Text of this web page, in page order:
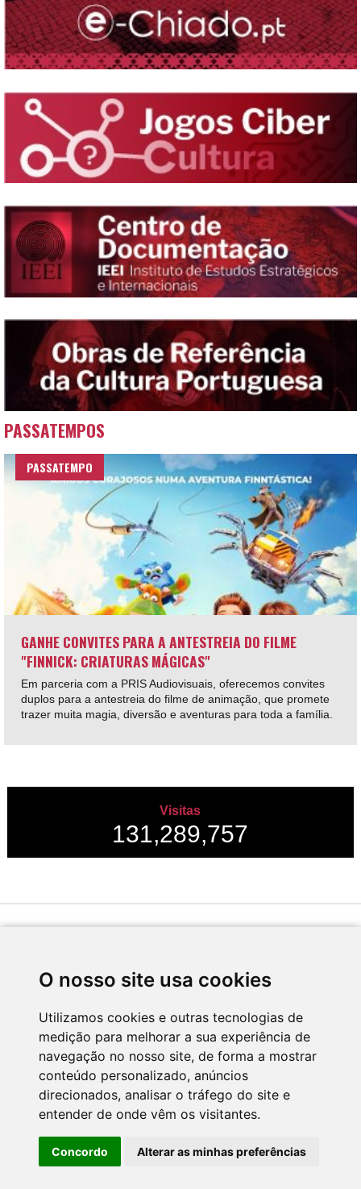
O nosso site usa cookies
Utilizamos cookies e outras tecnologias de
medição para melhorar a sua experiência de
navegação no nosso site, de forma a mostrar
conteúdo personalizado, anúncios
direcionados, analisar o tráfego do site e
entender de onde vêm os visitantes.
Concordo Alterar as minhas preferências
PASSATEMPOS
PASSATEMPO
GANHE CONVITES PARA A ANTESTREIA DO FILME
"FINNICK: CRIATURAS MÁGICAS"
Em parceria com a PRIS Audiovisuais, oferecemos convites
duplos para a antestreia do filme de animação, que promete
trazer muita magia, diversão e aventuras para toda a família.
Visitas
131,289,757
CNC - Centro Nacional de Cultura 2026 © Todos os direitos reservados